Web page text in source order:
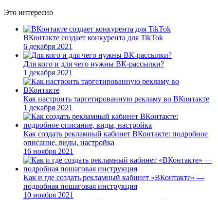
Это интересно
ВКонтакте создает конкурента для TikTok
6 декабря 2021
Для кого и для чего нужны ВК-рассылки?
1 декабря 2021
Как настроить таргетированную рекламу во ВКонтакте
1 декабря 2021
Как создать рекламный кабинет ВКонтакте: подробное
описание, виды, настройка
16 ноября 2021
Как и где создать рекламный кабинет «ВКонтакте» —
подробная пошаговая инструкция
10 ноября 2021